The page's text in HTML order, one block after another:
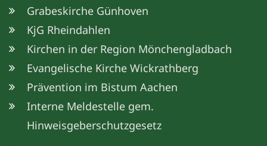
Grabeskirche Günhoven
KjG Rheindahlen
Kirchen in der Region Mönchengladbach
Evangelische Kirche Wickrathberg
Prävention im Bistum Aachen
Interne Meldestelle gem.
Hinweisgeberschutzgesetz